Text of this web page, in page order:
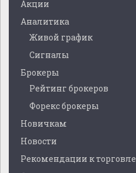
Акции
Аналитика
Живой график
Сигналы
Брокеры
Рейтинг брокеров
Форекс брокеры
Новичкам
Новости
Рекомендации к торговле